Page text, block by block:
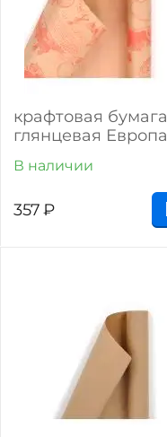
крафтовая бумага
глянцевая Европа
В наличии
357₽